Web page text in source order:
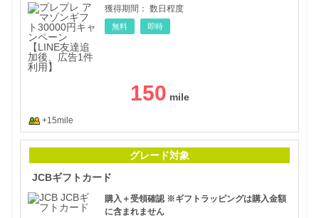
獲得期間： 数日程度
無料 即時
150
+15mile
グレード対象
JCBギフトカード
購入＋受領確認 ※ギフトラッピングは購入金額
に含まれません